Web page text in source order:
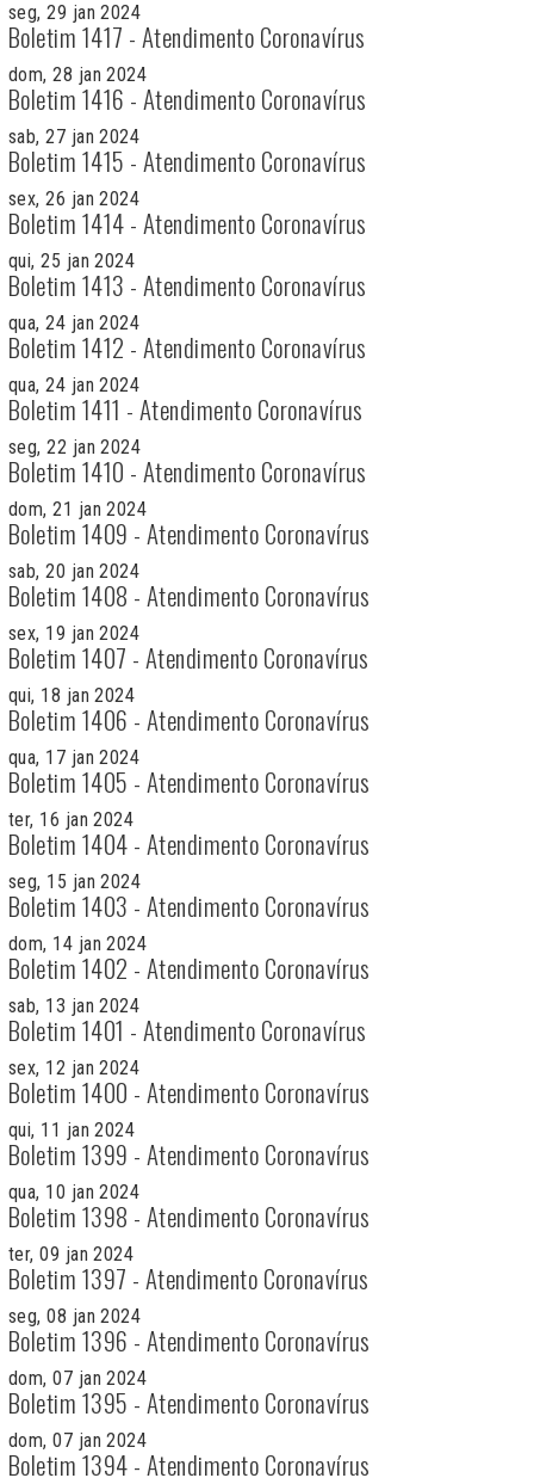
seg, 29 jan 2024
Boletim 1417 - Atendimento Coronavírus
dom, 28 jan 2024
Boletim 1416 - Atendimento Coronavírus
sab, 27 jan 2024
Boletim 1415 - Atendimento Coronavírus
sex, 26 jan 2024
Boletim 1414 - Atendimento Coronavírus
qui, 25 jan 2024
Boletim 1413 - Atendimento Coronavírus
qua, 24 jan 2024
Boletim 1412 - Atendimento Coronavírus
qua, 24 jan 2024
Boletim 1411 - Atendimento Coronavírus
seg, 22 jan 2024
Boletim 1410 - Atendimento Coronavírus
dom, 21 jan 2024
Boletim 1409 - Atendimento Coronavírus
sab, 20 jan 2024
Boletim 1408 - Atendimento Coronavírus
sex, 19 jan 2024
Boletim 1407 - Atendimento Coronavírus
qui, 18 jan 2024
Boletim 1406 - Atendimento Coronavírus
qua, 17 jan 2024
Boletim 1405 - Atendimento Coronavírus
ter, 16 jan 2024
Boletim 1404 - Atendimento Coronavírus
seg, 15 jan 2024
Boletim 1403 - Atendimento Coronavírus
dom, 14 jan 2024
Boletim 1402 - Atendimento Coronavírus
sab, 13 jan 2024
Boletim 1401 - Atendimento Coronavírus
sex, 12 jan 2024
Boletim 1400 - Atendimento Coronavírus
qui, 11 jan 2024
Boletim 1399 - Atendimento Coronavírus
qua, 10 jan 2024
Boletim 1398 - Atendimento Coronavírus
ter, 09 jan 2024
Boletim 1397 - Atendimento Coronavírus
seg, 08 jan 2024
Boletim 1396 - Atendimento Coronavírus
dom, 07 jan 2024
Boletim 1395 - Atendimento Coronavírus
dom, 07 jan 2024
Boletim 1394 - Atendimento Coronavírus